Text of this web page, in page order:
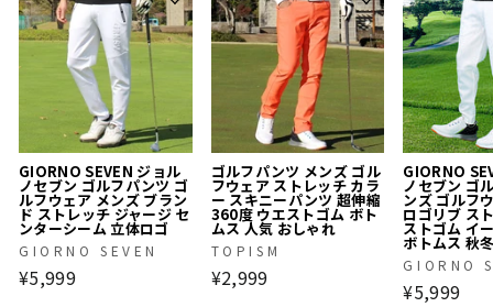
GIORNO SEVEN ジョル
ノセブン ゴルフパンツ ゴ
ルフウェア メンズ ブラン
ド ストレッチ ジャージ セ
ンターシーム 立体ロゴ
GIORNO SEVEN
¥5,999
ゴルフパンツ メンズ ゴル
フウェア ストレッチ カラ
ー スキニーパンツ 超伸縮
360度 ウエストゴム ボト
ムス 人気 おしゃれ
TOPISM
¥2,999
GIORNO
ノセブン ゴ
ンズ ゴルフ
ロゴリブ ス
ストゴム イ
ボトムス 秋
GIORNO
¥5,999